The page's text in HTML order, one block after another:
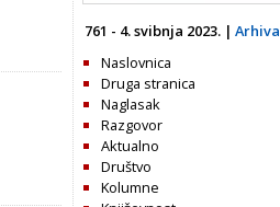
761 - 4. svibnja 2023. | Arhiva
Naslovnica
Druga stranica
Naglasak
Razgovor
Aktualno
Društvo
Kolumne